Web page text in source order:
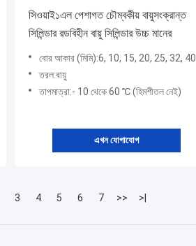
সিওয়াই১এল পেশাগত চৌম্বকীয় বায়ুসংক্রান্ত
সিলিন্ডার রডবিহীন বায়ু সিলিন্ডার উচ্চ মানের
বোর আকার (মিমি):6, 10, 15, 20, 25, 32, 40
তরল:বায়ু
তাপমাত্রা:- 10 থেকে 60 ℃ (হিমশীতল নেই)
এখন যোগাযোগ
3 4 5 6 7 >> >|